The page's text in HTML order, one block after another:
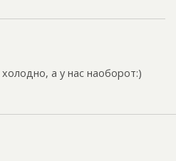
а у нас наоборот:)